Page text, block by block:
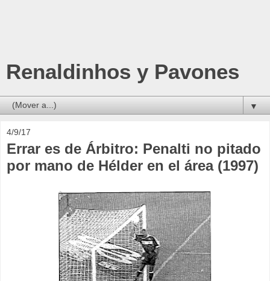
Renaldinhos y Pavones
▼
4/9/17
Errar es de Árbitro: Penalti no pitado
por mano de Hélder en el área (1997)